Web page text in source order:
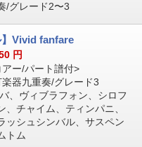
/グレード2〜3
】Vivid fanfare
円
ー/パート譜付>
器九重奏/グレード3
、ヴィブラフォン、シロフ
、チャイム、ティンパニ、
ッシュシンバル、サスペン
トム